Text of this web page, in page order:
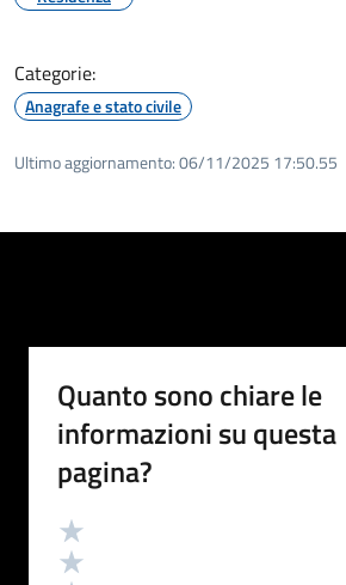
Categorie:
Anagrafe e stato civile
Ultimo aggiornamento:06/11/2025 17:50.55
Quanto sono chiare le
informazioni su questa
pagina?
Valutazione